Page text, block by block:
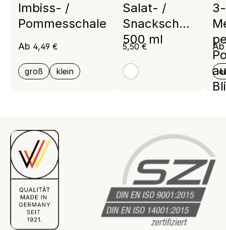
Imbiss- /
Pommesschale
groß klein
Regulärer Preis:
Ab 4,49 €
Salat- /
Snackschale
500 ml
weiß
Regulärer Preis:
5,50 €